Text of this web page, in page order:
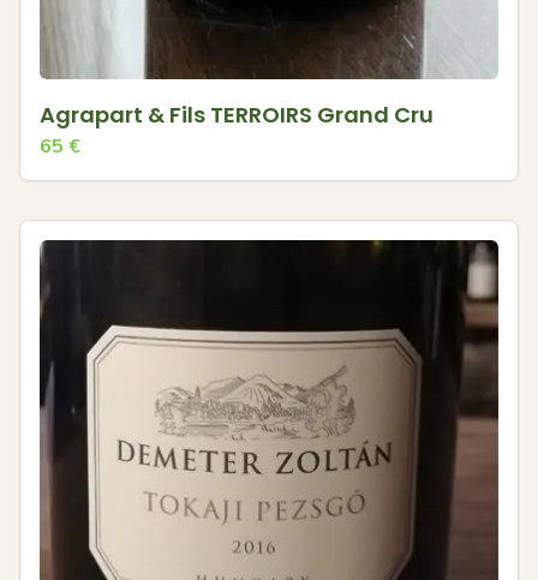
Agrapart & Fils TERROIRS Grand Cru
65 €